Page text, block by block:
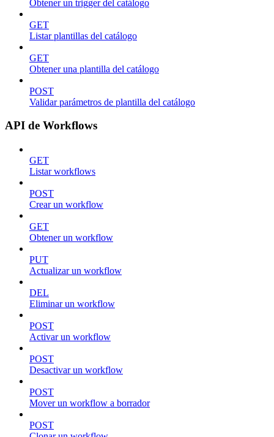
Obtener un trigger del catálogo
GET
Listar plantillas del catálogo
GET
Obtener una plantilla del catálogo
POST
Validar parámetros de plantilla del catálogo
API de Workflows
GET
Listar workflows
POST
Crear un workflow
GET
Obtener un workflow
PUT
Actualizar un workflow
DEL
Eliminar un workflow
POST
Activar un workflow
POST
Desactivar un workflow
POST
Mover un workflow a borrador
POST